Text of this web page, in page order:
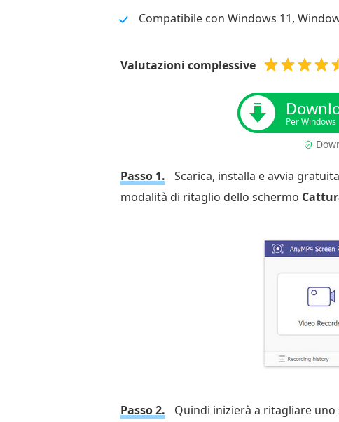
Compatibile con Windows 11,
Valutazioni complessive
Per Windows
Passo 1. Scarica, installa e avvia
modalità di ritaglio dello schermo
Passo 2.
Quindi inizierà a ritagliare